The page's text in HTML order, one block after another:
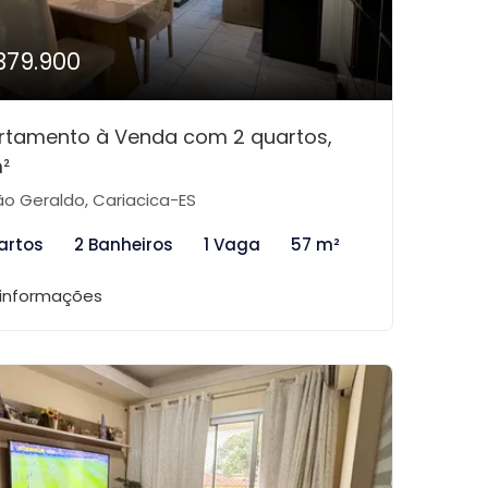
à Venda com 2 quartos,
Geraldo, Cariacica-ES
2 Banheiros 1 Vaga 57 m²